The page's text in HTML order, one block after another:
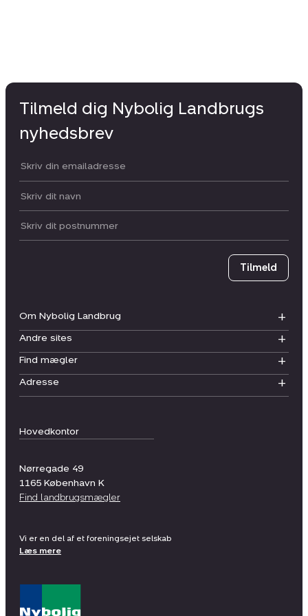
Hovedkontor
Nørregade 49
1165 København K
Find landbrugsmægler
Om Nybolig Landbrug
Andre sites
Find mægler
Adresse
Tilmeld dig Nybolig Landbrugs
nyhedsbrev
Din email:
Dit navn:
Postnummer
Tilmeld
Vi er en del af et foreningsejet selskab
Læs mere